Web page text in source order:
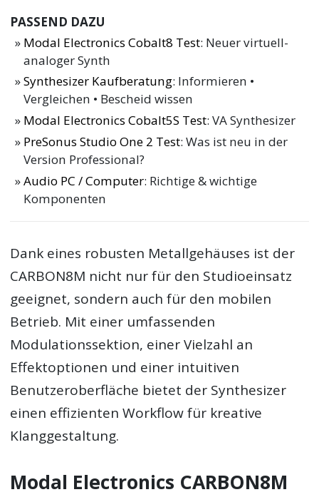
PASSEND DAZU
Modal Electronics Cobalt8 Test: Neuer virtuell-
analoger Synth
Synthesizer Kaufberatung: Informieren •
Vergleichen • Bescheid wissen
Modal Electronics Cobalt5S Test: VA Synthesizer
PreSonus Studio One 2 Test: Was ist neu in der
Version Professional?
Audio PC / Computer: Richtige & wichtige
Komponenten
Dank eines robusten Metallgehäuses ist der
CARBON8M nicht nur für den Studioeinsatz
geeignet, sondern auch für den mobilen
Betrieb. Mit einer umfassenden
Modulationssektion, einer Vielzahl an
Effektoptionen und einer intuitiven
Benutzeroberfläche bietet der Synthesizer
einen effizienten Workflow für kreative
Klanggestaltung.
Modal Electronics CARBON8M